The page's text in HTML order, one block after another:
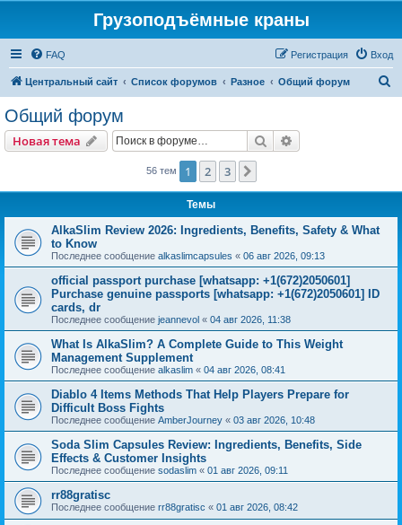
Грузоподъёмные краны
FAQ Вход
Регистрация
Центральный сайт Список форумов Разное Общий форум
Общий форум
Новая тема Поиск
56 тем 1 2 3
Темы
AlkaSlim Review 2026: Ingredients, Benefits, Safety & What
to Know
Последнее сообщение alkaslimcapsules « 06 авг 2026, 09:13
official passport purchase [whatsapp: +1(672)2050601]
Purchase genuine passports [whatsapp: +1(672)2050601] ID
cards, dr
Последнее сообщение jeannevol « 04 авг 2026, 11:38
What Is AlkaSlim? A Complete Guide to This Weight
Management Supplement
Последнее сообщение alkaslim « 04 авг 2026, 08:41
Diablo 4 Items Methods That Help Players Prepare for
Difficult Boss Fights
Последнее сообщение AmberJourney « 03 авг 2026, 10:48
Soda Slim Capsules Review: Ingredients, Benefits, Side
Effects & Customer Insights
Последнее сообщение sodaslim « 01 авг 2026, 09:11
rr88gratisc
Последнее сообщение rr88gratisc « 01 авг 2026, 08:42